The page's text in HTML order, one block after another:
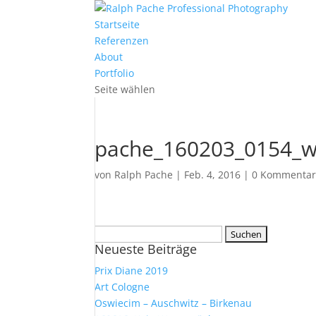
Startseite
Referenzen
About
Portfolio
Seite wählen
von Ralph Pache | Feb. 4, 2016 |0
nach:
Neueste Beiträge
Prix Diane 2019
Art Cologne
Oswiecim – Auschwitz – Birkenau